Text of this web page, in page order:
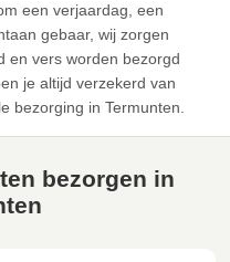
een verjaardag, een
gebaar, wij zorgen
en vers worden bezorgd
je altijd verzekerd van
bezorging in Termunten.
bezorgen in